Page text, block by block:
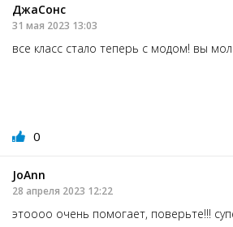
ДжаСонс
31 мая 2023 13:03
все класс стало теперь с модом! вы
0
JoAnn
28 апреля 2023 12:22
этоооо очень помогает, поверьте!!!